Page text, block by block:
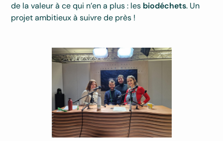
de la valeur à ce qui n’en a plus : les biodéchets. Un
projet ambitieux à suivre de près !